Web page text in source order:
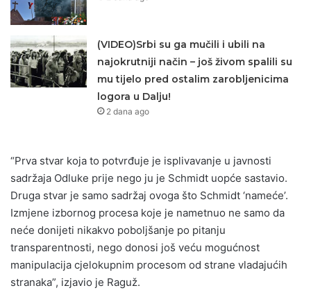
(VIDEO)Srbi su ga mučili i ubili na
najokrutniji način – još živom spalili su
mu tijelo pred ostalim zarobljenicima
logora u Dalju!
2 dana ago
“Prva stvar koja to potvrđuje je isplivavanje u javnosti
sadržaja Odluke prije nego ju je Schmidt uopće sastavio.
Druga stvar je samo sadržaj ovoga što Schmidt ‘nameće’.
Izmjene izbornog procesa koje je nametnuo ne samo da
neće donijeti nikakvo poboljšanje po pitanju
transparentnosti, nego donosi još veću mogućnost
manipulacija cjelokupnim procesom od strane vladajućih
stranaka”, izjavio je Raguž.